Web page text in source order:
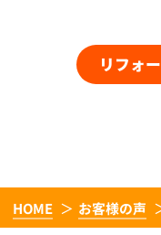
リフォ
HOME お客様の声